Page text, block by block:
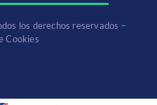
los derechos reservados –
Cookies